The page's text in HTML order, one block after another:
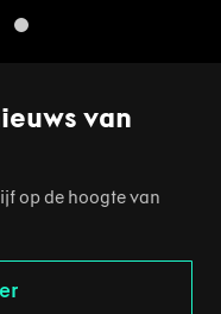
van
op de hoogte van